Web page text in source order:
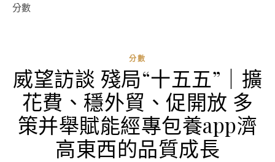
分數
分數
威望訪談 殘局“十五五”｜擴
花費、穩外貿、促開放 多
策并舉賦能經專包養app濟
高東西的品質成長
評
論